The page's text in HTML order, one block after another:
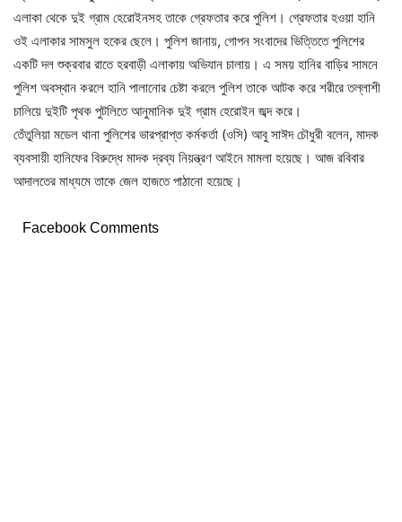
এলাকা থেকে দুই গ্রাম হেরোইনসহ তাকে গ্রেফতার করে পুলিশ। গ্রেফতার হওয়া হানি
ওই এলাকার সামসুল হকের ছেলে। পুলিশ জানায়, গোপন সংবাদের ভিত্তিতে পুলিশের
একটি দল শুক্রবার রাতে হরবাড়ী এলাকায় অভিযান চালায়। এ সময় হানির বাড়ির সামনে
পুলিশ অবস্থান করলে হানি পালানোর চেষ্টা করলে পুলিশ তাকে আটক করে শরীরে তল্লাশী
চালিয়ে দুইটি পৃথক পুটলিতে আনুমানিক দুই গ্রাম হেরোইন জব্দ করে।
তেঁতুলিয়া মডেল থানা পুলিশের ভারপ্রাপ্ত কর্মকর্তা (ওসি) আবু সাঈদ চৌধুরী বলেন, মাদক
ব্যবসায়ী হানিফের বিরুদ্ধে মাদক দ্রব্য নিয়ন্ত্রণ আইনে মামলা হয়েছে। আজ রবিবার
আদালতের মাধ্যমে তাকে জেল হাজতে পাঠানো হয়েছে।
Facebook Comments